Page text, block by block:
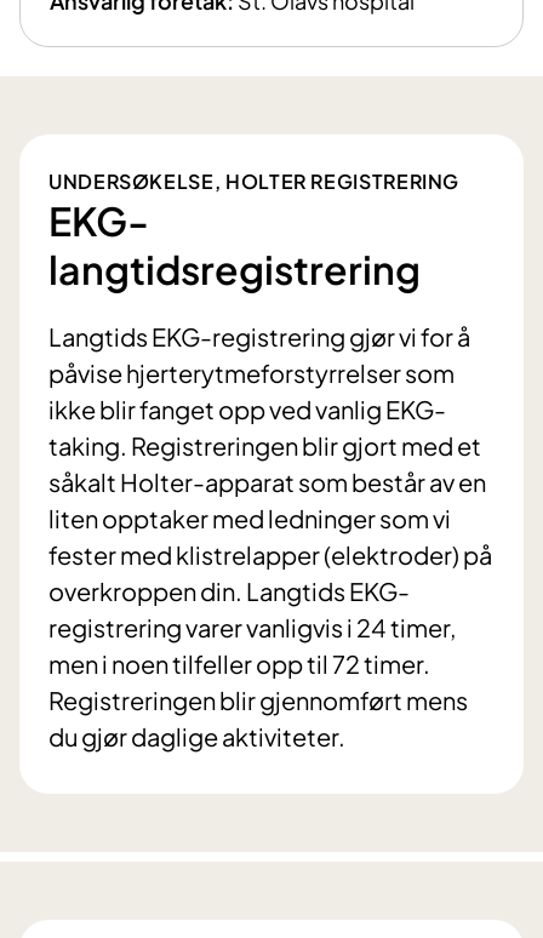
UNDERSØKELSE, HOLTER REGISTRERING
EKG-
langtidsregistrering
Langtids EKG-registrering gjør vi for å
påvise hjerterytmeforstyrrelser som
ikke blir fanget opp ved vanlig EKG-
taking. Registreringen blir gjort med et
såkalt Holter-apparat som består av en
liten opptaker med ledninger som vi
fester med klistrelapper (elektroder) på
overkroppen din. Langtids EKG-
registrering varer vanligvis i 24 timer,
men i noen tilfeller opp til 72 timer.
Registreringen blir gjennomført mens
du gjør daglige aktiviteter.